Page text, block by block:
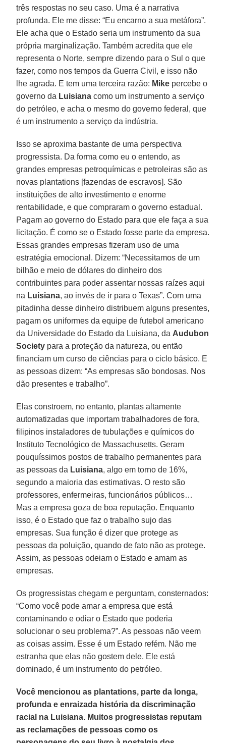
três respostas no seu caso. Uma é a narrativa
profunda. Ele me disse: “Eu encarno a sua metáfora”.
Ele acha que o Estado seria um instrumento da sua
própria marginalização. Também acredita que ele
representa o Norte, sempre dizendo para o Sul o que
fazer, como nos tempos da Guerra Civil, e isso não
lhe agrada. E tem uma terceira razão: Mike percebe o
governo da Luisiana como um instrumento a serviço
do petróleo, e acha o mesmo do governo federal, que
é um instrumento a serviço da indústria.
Isso se aproxima bastante de uma perspectiva
progressista. Da forma como eu o entendo, as
grandes empresas petroquímicas e petroleiras são as
novas plantations [fazendas de escravos]. São
instituições de alto investimento e enorme
rentabilidade, e que compraram o governo estadual.
Pagam ao governo do Estado para que ele faça a sua
licitação. É como se o Estado fosse parte da empresa.
Essas grandes empresas fizeram uso de uma
estratégia emocional. Dizem: “Necessitamos de um
bilhão e meio de dólares do dinheiro dos
contribuintes para poder assentar nossas raízes aqui
na Luisiana, ao invés de ir para o Texas”. Com uma
pitadinha desse dinheiro distribuem alguns presentes,
pagam os uniformes da equipe de futebol americano
da Universidade do Estado da Luisiana, da Audubon
Society para a proteção da natureza, ou então
financiam um curso de ciências para o ciclo básico. E
as pessoas dizem: “As empresas são bondosas. Nos
dão presentes e trabalho”.
Elas constroem, no entanto, plantas altamente
automatizadas que importam trabalhadores de fora,
filipinos instaladores de tubulações e químicos do
Instituto Tecnológico de Massachusetts. Geram
pouquíssimos postos de trabalho permanentes para
as pessoas da Luisiana, algo em torno de 16%,
segundo a maioria das estimativas. O resto são
professores, enfermeiras, funcionários públicos…
Mas a empresa goza de boa reputação. Enquanto
isso, é o Estado que faz o trabalho sujo das
empresas. Sua função é dizer que protege as
pessoas da poluição, quando de fato não as protege.
Assim, as pessoas odeiam o Estado e amam as
empresas.
Os progressistas chegam e perguntam, consternados:
“Como você pode amar a empresa que está
contaminando e odiar o Estado que poderia
solucionar o seu problema?”. As pessoas não veem
as coisas assim. Esse é um Estado refém. Não me
estranha que elas não gostem dele. Ele está
dominado, é um instrumento do petróleo.
Você mencionou as plantations, parte da longa,
profunda e enraizada história da discriminação
racial na Luisiana. Muitos progressistas reputam
as reclamações de pessoas como os